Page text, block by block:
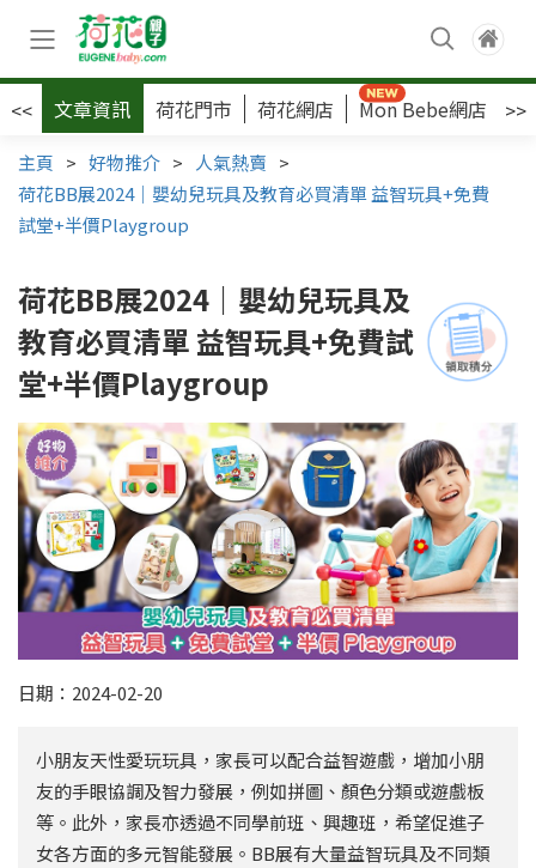
<< 文章資訊 荷花門市 荷花網店 Mon Bebe網店 >>
主頁 > 好物推介 > 人氣熱賣 >
荷花BB展2024｜嬰幼兒玩具及教育必買清單 益智玩具+免費
試堂+半價Playgroup
荷花BB展2024｜嬰幼兒玩具及
教育必買清單 益智玩具+免費試
堂+半價Playgroup
日期：2024-02-20
小朋友天性愛玩玩具，家長可以配合益智遊戲，增加小朋
友的手眼協調及智力發展，例如拼圖、顏色分類或遊戲板
等。此外，家長亦透過不同學前班、興趣班，希望促進子
女各方面的多元智能發展。BB展有大量益智玩具及不同類